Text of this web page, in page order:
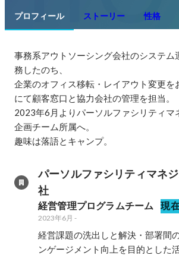
プロフィール ストーリー 性格
事務系アウトソーシング会社のシステム
務したのち、
企業のオフィス移転・レイアウト変更を
にて顧客窓口と協力会社の管理を担当。
2023年6月よりパーソルファシリティマ
企画チーム所属へ。
趣味は落語とキャンプ。
パーソルファシリティマネ
社
経営管理プログラムチーム 現
2023年6月 -
経営課題の洗出しと解決・部署間
ンゲージメント向上を目的とした活